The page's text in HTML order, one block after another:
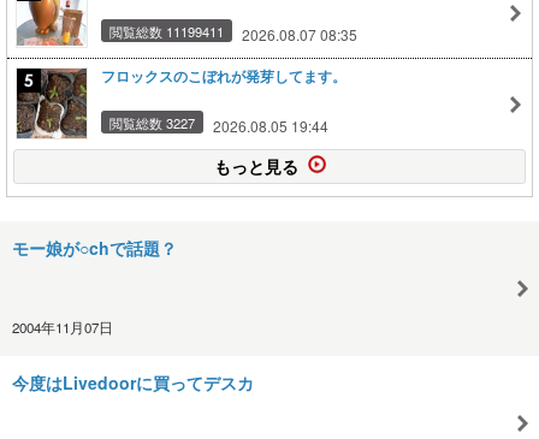
閲覧総数 11199411 2026.08.07 08:35
フロックスのこぼれが発芽してます。
閲覧総数 3227 2026.08.05 19:44
もっと見る
モー娘が○chで話題？
2004年11月07日
今度はLivedoorに買ってデスカ